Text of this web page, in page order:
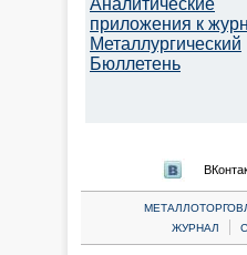
Аналитические
приложения к
Металлургический
Бюллетень
ЖУРНАЛ
|